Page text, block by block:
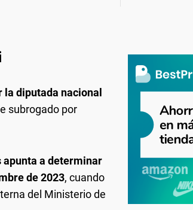
diputada nacional
subrogado por
apunta a determinar
de 2023, cuando
del Ministerio de